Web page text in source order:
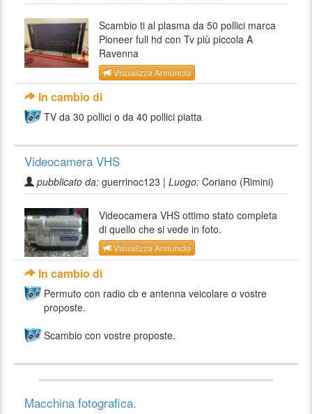
Scambio ti al plasma da 50 pollici marca
Pioneer full hd con Tv più piccola A
Ravenna
Visualizza Annuncio
In cambio di
TV da 30 pollici o da 40 pollici piatta
Videocamera VHS
pubblicato da: guerrinoc123 | Luogo: Coriano (Rimini)
Videocamera VHS ottimo stato completa
di quello che si vede in foto.
Visualizza Annuncio
In cambio di
Permuto con radio cb e antenna veicolare o vostre
proposte.
Scambio con vostre proposte.
Macchina fotografica.